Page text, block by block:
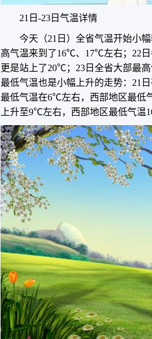
21日-23日气温详情
今天（21日）全省气温开始小
高气温来到了16℃、17℃左右；22
更是站上了20℃；23日全省大部最
最低气温也是小幅上升的走势：21
最低气温在6℃左右，西部地区最低
上升至9℃左右，西部地区最低气